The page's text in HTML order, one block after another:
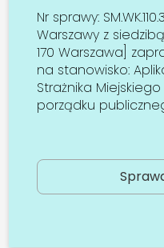
Nr sprawy:
Warszawy z
170 Warszawa]
na stanowisko:
Strażnika
porządku